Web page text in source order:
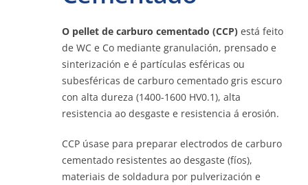
O pellet de carburo cementado (CCP) está feito
de WC e Co mediante granulación, prensado e
sinterización e é partículas esféricas ou
subesféricas de carburo cementado gris escuro
con alta dureza (1400-1600 HV0.1), alta
resistencia ao desgaste e resistencia á erosión.
CCP úsase para preparar electrodos de carburo
cementado resistentes ao desgaste (fíos),
materiais de soldadura por pulverización e